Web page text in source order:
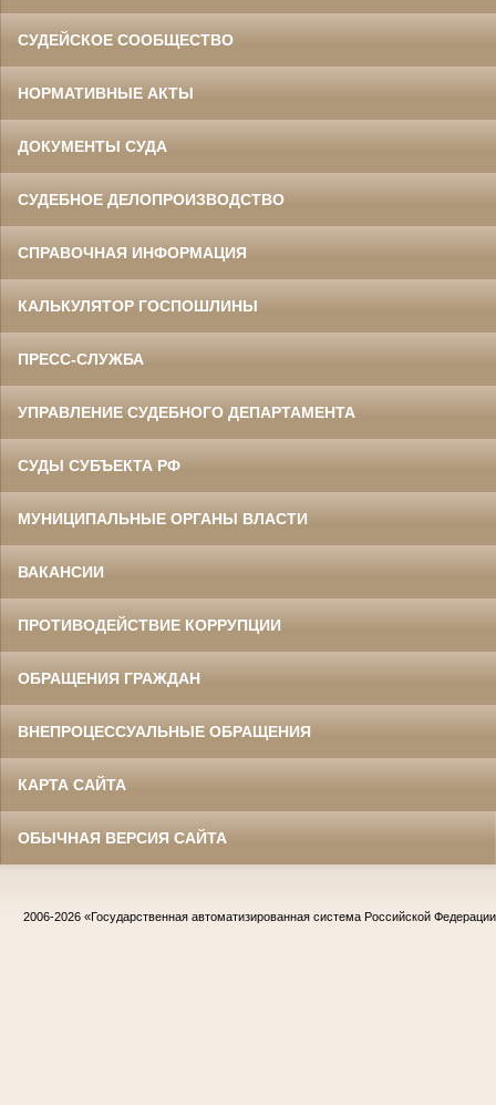
СУДЕЙСКОЕ СООБЩЕСТВО
НОРМАТИВНЫЕ АКТЫ
ДОКУМЕНТЫ СУДА
СУДЕБНОЕ ДЕЛОПРОИЗВОДСТВО
СПРАВОЧНАЯ ИНФОРМАЦИЯ
КАЛЬКУЛЯТОР ГОСПОШЛИНЫ
ПРЕСС-СЛУЖБА
УПРАВЛЕНИЕ СУДЕБНОГО ДЕПАРТАМЕНТА
СУДЫ СУБЪЕКТА РФ
МУНИЦИПАЛЬНЫЕ ОРГАНЫ ВЛАСТИ
ВАКАНСИИ
ПРОТИВОДЕЙСТВИЕ КОРРУПЦИИ
ОБРАЩЕНИЯ ГРАЖДАН
ВНЕПРОЦЕССУАЛЬНЫЕ ОБРАЩЕНИЯ
КАРТА САЙТА
ОБЫЧНАЯ ВЕРСИЯ САЙТА
2006-2026 «Государственная автоматизированная система Российской